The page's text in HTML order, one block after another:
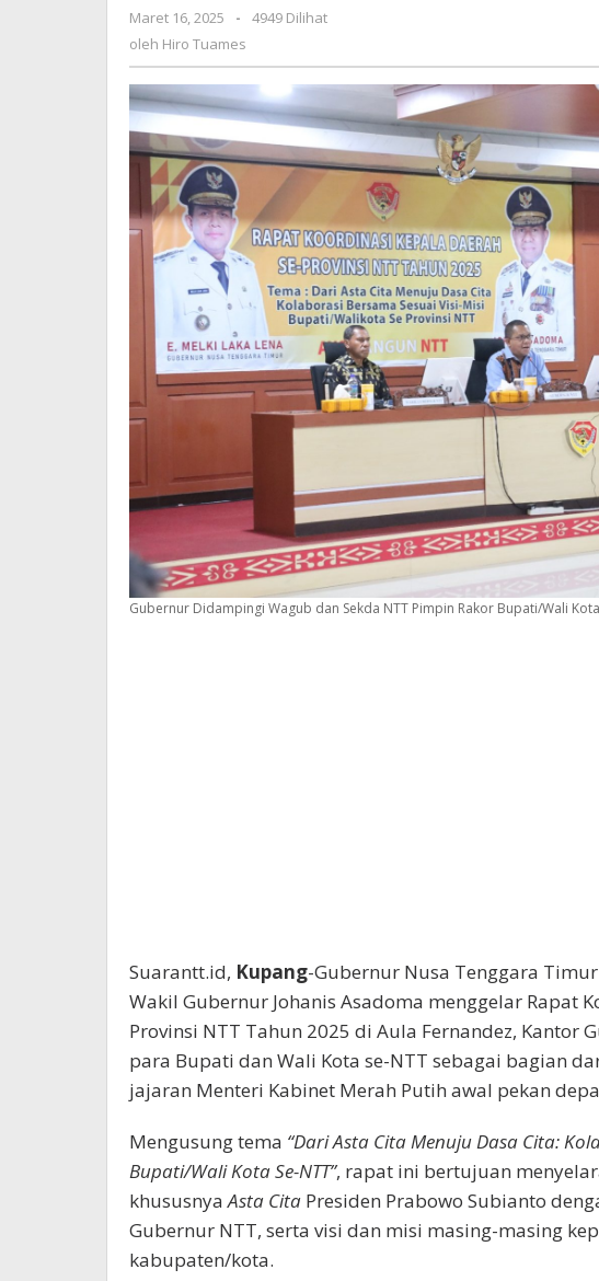
Produk
Maret 16, 2025
oleh
-
4949 Dilihat
oleh Hiro Tuames
Gubernur Didampingi Wagub dan Sekda NTT Pimpin Rakor Bupati/Wali
Suarantt.id, Kupang-Gubernur Nusa Tenggara
Wakil Gubernur Johanis Asadoma menggelar Rapat
Provinsi NTT Tahun 2025 di Aula Fernandez, Kantor
para Bupati dan Wali Kota se-NTT sebagai bagian
jajaran Menteri Kabinet Merah Putih awal pekan
Mengusung tema “Dari Asta Cita Menuju Dasa Cita:
Bupati/Wali Kota Se-NTT”, rapat ini bertujuan
khususnyaAsta Cita Presiden Prabowo Subianto
Gubernur NTT, serta visi dan misi masing-masing
kabupaten/kota.